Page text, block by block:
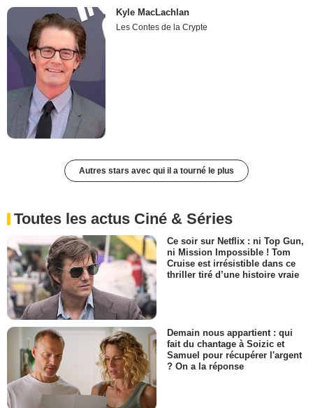
Kyle MacLachlan
Les Contes de la Crypte
Autres stars avec qui il a tourné le plus
Toutes les actus Ciné & Séries
Ce soir sur Netflix : ni Top Gun,
ni Mission Impossible ! Tom
Cruise est irrésistible dans ce
thriller tiré d’une histoire vraie
Demain nous appartient : qui
fait du chantage à Soizic et
Samuel pour récupérer l'argent
? On a la réponse